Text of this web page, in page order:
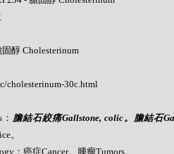
醇 Cholesterinum
cholesterinum-30c.html
膽結石絞痛Gallstone, colic。膽結石
。
：癌症Cancer。腫瘤Tumors。